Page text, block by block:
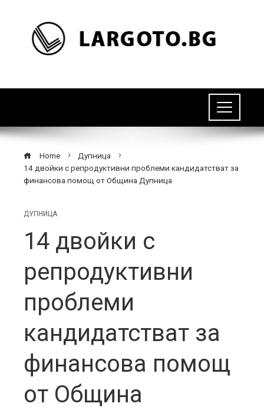
Home
Дупница
14 двойки с репродуктивни проблеми кандидатстват за
финансова помощ от Община Дупница
ДУПНИЦА
14 двойки с
репродуктивни
проблеми
кандидатстват за
финансова помощ
от Община